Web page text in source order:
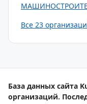
Все 23
База данных сайта
организаций.